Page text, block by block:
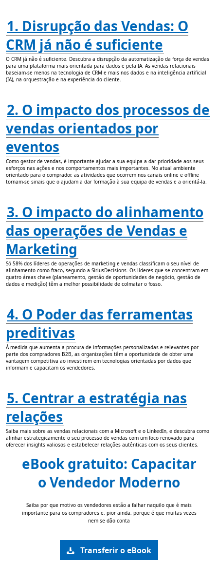
1. Disrupção das Vendas: O
CRM já não é suficiente
O CRM já não é suficiente. Descubra a disrupção da automatização da força de vendas
para uma plataforma mais orientada para dados e pela IA. As vendas relacionais
baseiam-se menos na tecnologia de CRM e mais nos dados e na inteligência artificial
(IA), na orquestração e na experiência do cliente.
2. O impacto dos processos de
vendas orientados por
eventos
Como gestor de vendas, é importante ajudar a sua equipa a dar prioridade aos seus
esforços nas ações e nos comportamentos mais importantes. No atual ambiente
orientado para o comprador, as atividades que ocorrem nos canais online e offline
tornam-se sinais que o ajudam a dar formação à sua equipa de vendas e a orientá-la.
3. O impacto do alinhamento
das operações de Vendas e
Marketing
Só 58% dos líderes de operações de marketing e vendas classificam o seu nível de
alinhamento como fraco, segundo a SiriusDecisions. Os líderes que se concentram em
quatro áreas chave (planeamento, gestão de oportunidades de negócio, gestão de
dados e medição) têm a melhor possibilidade de colmatar o fosso.
4. O Poder das ferramentas
preditivas
À medida que aumenta a procura de informações personalizadas e relevantes por
parte dos compradores B2B, as organizações têm a oportunidade de obter uma
vantagem competitiva ao investirem em tecnologias orientadas por dados que
informam e capacitam os vendedores.
5. Centrar a estratégia nas
relações
Saiba mais sobre as vendas relacionais com a Microsoft e o LinkedIn, e descubra como
alinhar estrategicamente o seu processo de vendas com um foco renovado para
oferecer insights valiosos e estabelecer relações autênticas com os seus clientes.
eBook gratuito: Capacitar
o Vendedor Moderno
Saiba por que motivo os vendedores estão a falhar naquilo que é mais
importante para os compradores e, pior ainda, porque é que muitas vezes
nem se dão conta
Transferir o eBook